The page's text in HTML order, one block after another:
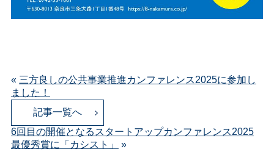
« 三方良しの公共事業推進カンファレンス2025に参加し
ました！
記事一覧へ
6回目の開催となるスタートアップカンファレンス2025
最優秀賞に「カシスト」
»